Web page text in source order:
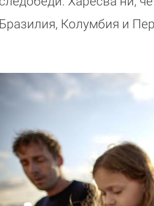
Бразилия, Колумбия и